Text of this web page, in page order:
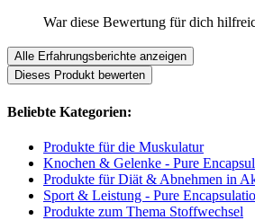
War diese Bewertung für dich
Alle Erfahrungsberichte anzeigen
Dieses Produkt bewerten
Beliebte Kategorien:
Produkte für die Muskulatur
Knochen & Gelenke - Pure
Produkte für Diät & Abnehmen in
Sport & Leistung - Pure
Produkte zum Thema Stoffwechsel